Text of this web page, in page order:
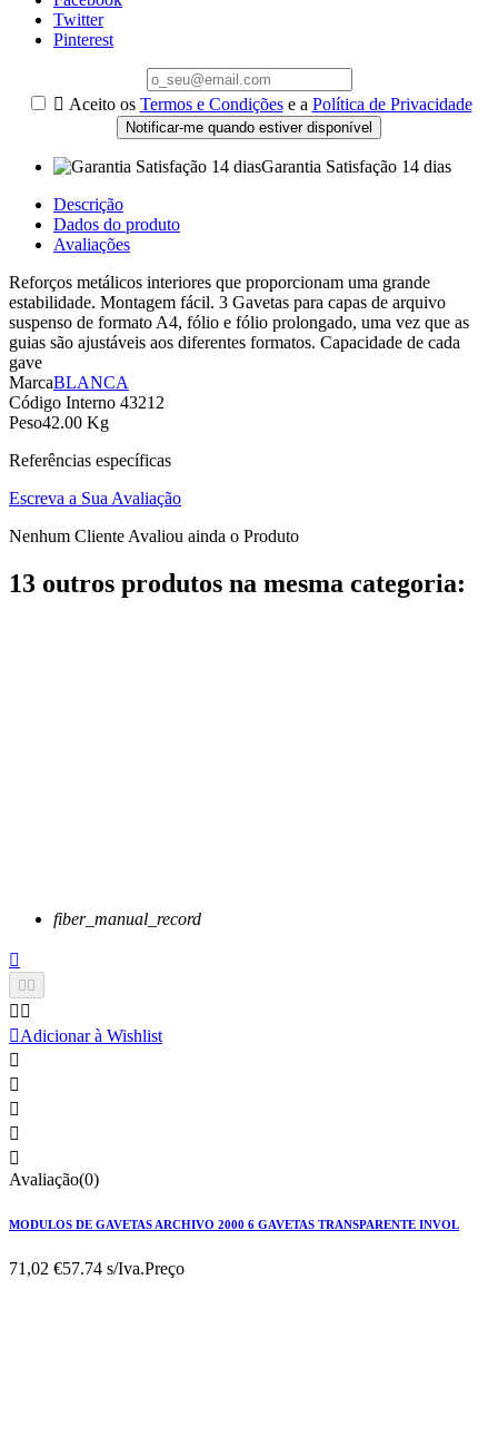
Twitter
Pinterest
 Aceito os Termos e Condiçõese a Política de Privacidade
Notificar-me quando estiver disponível
Garantia Satisfação 14 dias
Descrição
Dados do produto
Avaliações
Reforços metálicos interiores que proporcionam uma grande
estabilidade. Montagem fácil. 3 Gavetas para capas de arquivo
suspenso de formato A4, fólio e fólio prolongado, uma vez que as
guias são ajustáveis aos diferentes formatos. Capacidade de cada
gave
MarcaBLANCA
Código Interno 43212
Peso42.00 Kg
Referências específicas
Escreva a Sua Avaliação
Nenhum Cliente Avaliou ainda o Produto
13 outros produtos na mesma categoria:
fiber_manual_record

 
 
Adicionar à Wishlist





Avaliação(0)
MODULOS DE GAVETAS ARCHIVO 2000 6 GAVETAS TRANSPARENTE INVOL
71,02 €57.74 s/Iva.Preço